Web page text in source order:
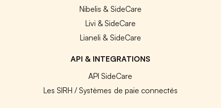
Nibelis & SideCare
Livi & SideCare
Lianeli & SideCare
API & INTEGRATIONS
API SideCare
Les SIRH / Systèmes de paie connectés